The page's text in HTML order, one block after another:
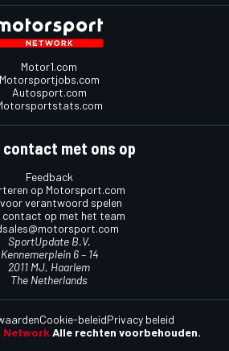
Motor1.com
Motorsportjobs.com
Autosport.com
contact met ons op
Feedback
op Motorsport.com
verantwoord spelen
contact op met het team
SportUpdate B.V.
Kennemerplein 6 – 14
2011 MJ, Haarlem
The Netherlands
Alle rechten voorbehouden.
Cookie-beleidPrivacy beleid